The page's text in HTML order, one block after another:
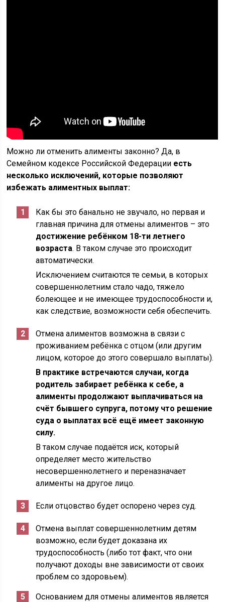
Можно ли отменить алименты законно? Да, в
Семейном кодексе Российской Федерации есть
несколько исключений, которые позволяют
избежать алиментных выплат:
Как бы это банально не звучало, но первая и
главная причина для отмены алиментов – это
достижение ребёнком 18-ти летнего
возраста. В таком случае это происходит
автоматически.
Исключением считаются те семьи, в которых
совершеннолетним стало чадо, тяжело
болеющее и не имеющее трудоспособности и,
как следствие, возможности себя обеспечить.
Отмена алиментов возможна в связи с
проживанием ребёнка с отцом (или другим
лицом, которое до этого совершало выплаты).
В практике встречаются случаи, когда
родитель забирает ребёнка к себе, а
алименты продолжают выплачиваться на
счёт бывшего супруга, потому что решение
суда о выплатах всё ещё имеет законную
силу.
В таком случае подаётся иск, который
определяет место жительство
несовершеннолетнего и переназначает
алименты на другое лицо.
Если отцовство будет оспорено через суд.
Отмена выплат совершеннолетним детям
возможно, если будет доказана их
трудоспособность (либо тот факт, что они
получают доходы вне зависимости от своих
проблем со здоровьем).
Основанием для отмены алиментов является